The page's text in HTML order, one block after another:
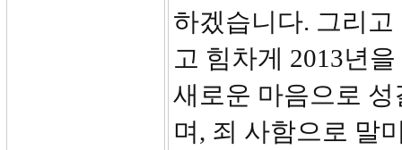
하겠습니다. 그리
고 힘차게 2013년
새로운 마음으로
며, 죄 사함으로 말